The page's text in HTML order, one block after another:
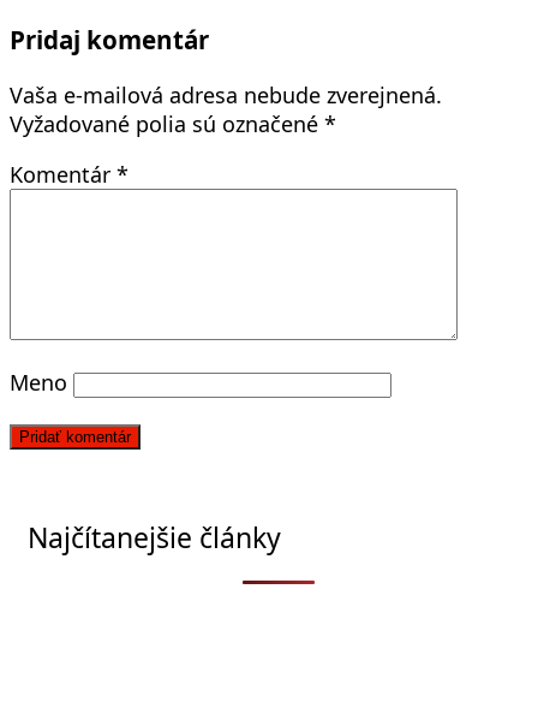
Pridaj komentár
Vaša e-mailová adresa nebude zverejnená.
Vyžadované polia sú označené *
Komentár *
Meno
Najčítanejšie články